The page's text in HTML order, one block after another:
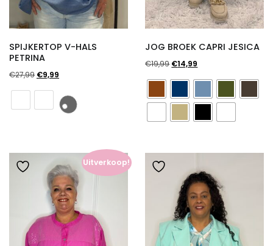
SPIJKERTOP V-HALS
PETRINA
€27,99 Oorspronkelijke
€27,99.
€9,99
is:
€9,99.
JOG BROEK CAPRI JESICA
€19,99 Oorspronkelijke
€19,99.
€14,99
€14,99.
Uitverkoop!